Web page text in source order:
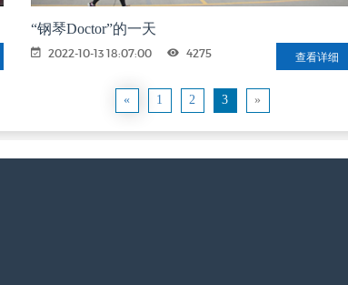
“钢琴Doctor”的一天
2022-10-13 18:07:00 4275 查看详细
« 1 2 3 »